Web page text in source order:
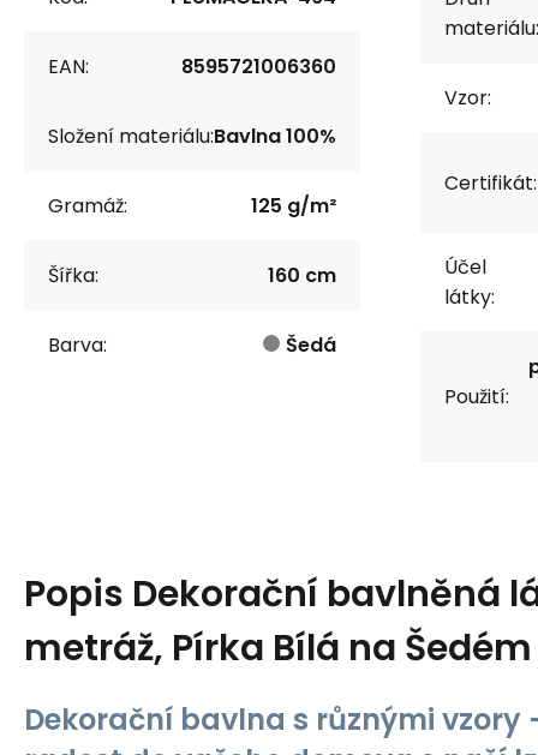
EAN: 8595721006360
Složení materiálu:Bavlna 100%
Gramáž: 125 g/m²
Šířka: 160 cm
Barva: Šedá
materiálu:
Vzor:
Certifikát:
Účel
látky:
Použití:
Popis Dekorační bavlněná
metráž, Pírka Bílá na Šedém
Dekorační bavlna s různými vzory